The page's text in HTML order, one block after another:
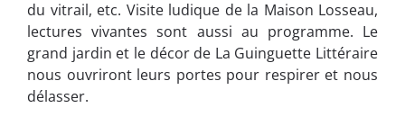
du vitrail, etc. Visite ludique de la Maison Losseau,
lectures vivantes sont aussi au programme. Le
grand jardin et le décor de La Guinguette Littéraire
nous ouvriront leurs portes pour respirer et nous
délasser.